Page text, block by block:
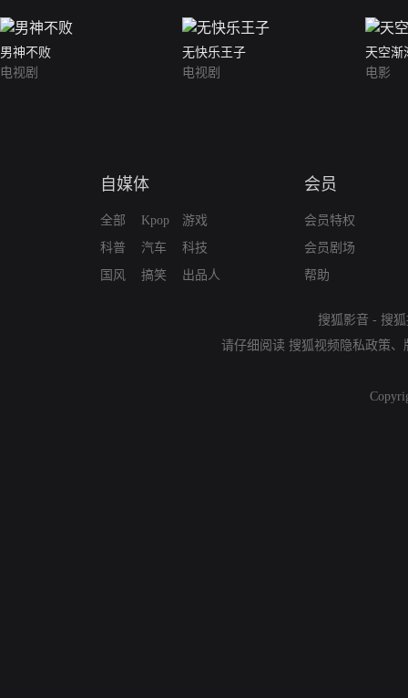
男神不败
电视剧
无快乐王子
电视剧
天空渐
电影
自媒体
全部
科普
国风
Kpop
汽车
搞笑
游戏
科技
出品人
会员
会员特权
会员剧场
帮助
搜狐影音 - 搜
请仔细阅读 搜狐视频隐私政策、